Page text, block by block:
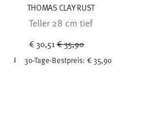
THOMAS CLAY RUST
Teller 28 cm tief
€ 30,51Price reduced from
€ 35,90
30-Tage-Bestpreis: € 35,90